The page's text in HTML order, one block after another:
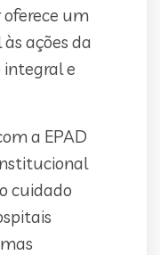
um
ações da
integral e
a EPAD
cuidado